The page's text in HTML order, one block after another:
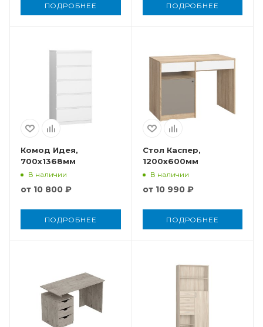
ПОДРОБНЕЕ ПОДРОБНЕЕ
Комод Идея,
700x1368мм
В наличии
от 10 800 ₽
ПОДРОБНЕЕ
Стол Каспер,
1200x600мм
В наличии
от 10 990 ₽
ПОДРОБНЕЕ